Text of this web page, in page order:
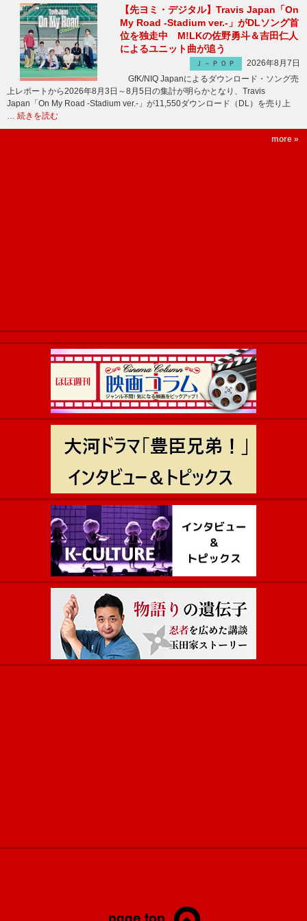
【先ヨミ・デジタル】Travis Japan「On
My Road -Stadium ver.-」がDLソング首
位を独走中 M!LKの佐野勇斗＆吉田仁人
によるユニット曲が追う
Ｊ－ＰＯＰ
2026年8月7日
GfK/NIQ Japanによるダウンロード・ソング売
上レポートから2026年8月3日～8月5日の集計が明らかとなり、Travis
Japan「On My Road -Stadium ver.-」が11,550ダウンロード（DL）を売り上
… 続きを読む
more »